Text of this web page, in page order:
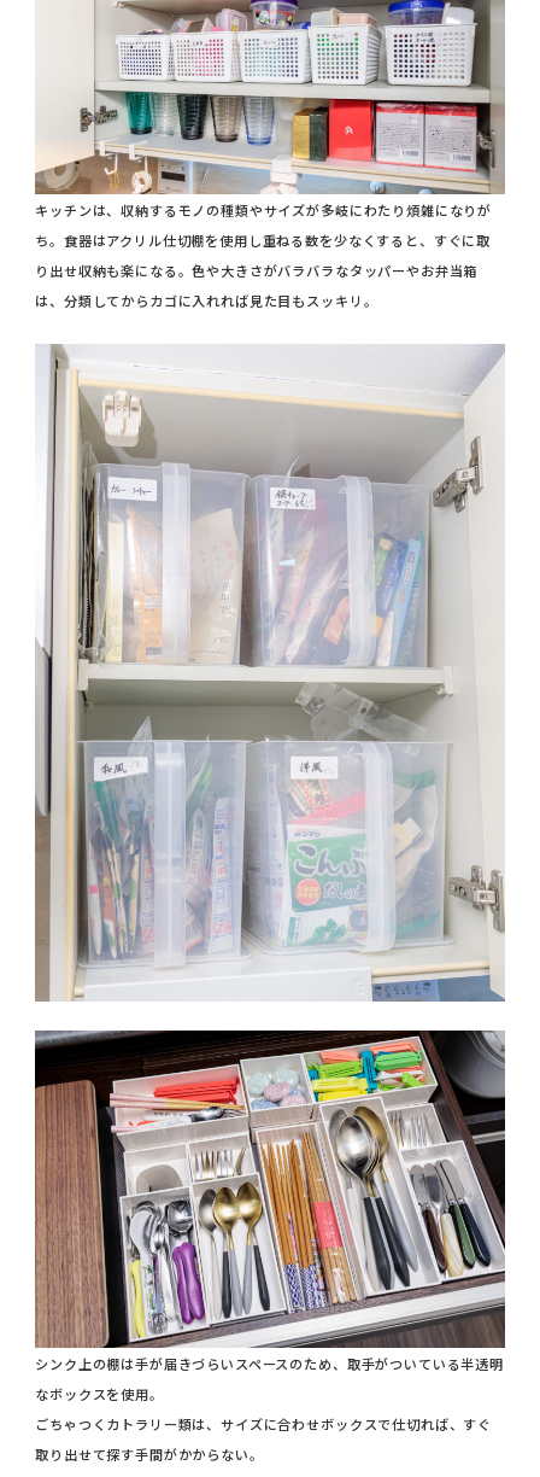
キッチンは、収納するモノの種類やサイズが多岐にわたり煩雑になりが
ち。食器はアクリル仕切棚を使用し重ねる数を少なくすると、すぐに取
り出せ収納も楽になる。色や大きさがバラバラなタッパーやお弁当箱
は、分類してからカゴに入れれば見た目もスッキリ。
シンク上の棚は手が届きづらいスペースのため、取手がついている半透明
なボックスを使用。
ごちゃつくカトラリー類は、サイズに合わせボックスで仕切れば、すぐ
取り出せて探す手間がかからない。